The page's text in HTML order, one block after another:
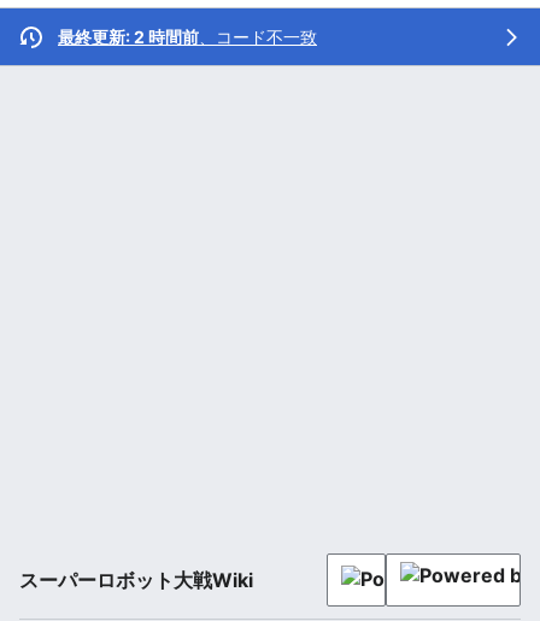
最終更新: 2 時間前 コード不一致
スーパーロボット大戦Wiki